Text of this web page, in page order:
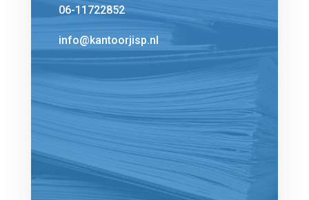
06-11722852
info@kantoorjisp.nl